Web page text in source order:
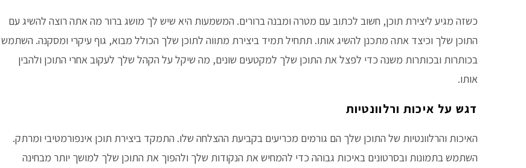
כשזה מגיע ליצירת תוכן, חשוב לכתוב עם מטרה ומבנה ברורים. המשמעות היא שיש לך מושג ברור מה אתה רוצה להשיג עם
התוכן שלך וכיצד אתה מתכנן להשיג אותו. תתחיל תמיד ביצירת מתווה לתוכן שלך הכולל מבוא, גוף עיקרי ומסקנה. השתמש
בכותרות ובכותרות משנה כדי לפצל את התוכן שלך למקטעים שונים, מה שיקל על הקהל שלך לעקוב אחרי התוכן ולהבין
אותו.
דגש על איכות ורלוונטיות
האיכות והרלוונטיות של התוכן שלך הם גורמים מכריעים בקביעת ההצלחה שלו. התמקד ביצירת תוכן אינפורמטיבי ומרתק.
השתמש בתמונות ובסרטונים באיכות גבוהה כדי להמחיש את הנקודות שלך ולהפוך את התוכן שלך למושך יותר מבחינה